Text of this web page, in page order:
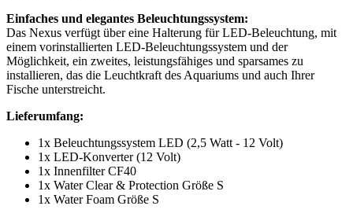
Einfaches und elegantes Beleuchtungssystem:
Das Nexus verfügt über eine Halterung für LED-Beleuchtung, mit
einem vorinstallierten LED-Beleuchtungssystem und der
Möglichkeit, ein zweites, leistungsfähiges und sparsames zu
installieren, das die Leuchtkraft des Aquariums und auch Ihrer
Fische unterstreicht.
Lieferumfang:
1x Beleuchtungssystem LED (2,5 Watt - 12 Volt)
1x LED-Konverter (12 Volt)
1x Innenfilter CF40
1x Water Clear & Protection Größe S
1x Water Foam Größe S